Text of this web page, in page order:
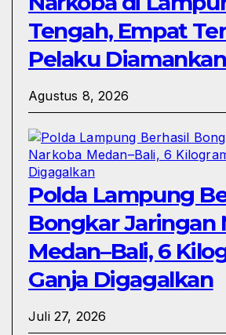
Tengah, Empat
Pelaku Diamankan
Agustus 8, 2026
Polda Lampung
Bongkar Jaringan
Medan–Bali, 6
Ganja Digagalkan
Juli 27, 2026